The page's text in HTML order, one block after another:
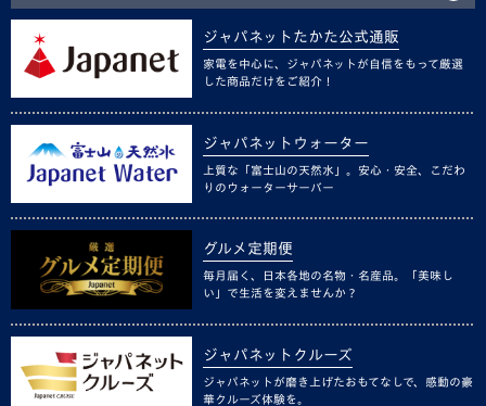
ジャパネットたかた公式通販
家電を中心に、ジャパネットが自信をもって厳選
した商品だけをご紹介！
ジャパネットウォーター
上質な「富士山の天然水」。安心・安全、こだわ
りのウォーターサーバー
グルメ定期便
毎月届く、日本各地の名物・名産品。「美味し
い」で生活を変えませんか？
ジャパネットクルーズ
ジャパネットが磨き上げたおもてなしで、感動の豪
華クルーズ体験を。